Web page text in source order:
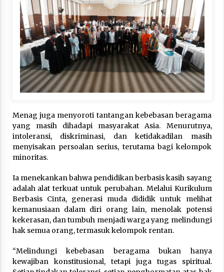
Menag juga menyoroti tantangan kebebasan beragama
yang masih dihadapi masyarakat Asia. Menurutnya,
intoleransi, diskriminasi, dan ketidakadilan masih
menyisakan persoalan serius, terutama bagi kelompok
minoritas.
Ia menekankan bahwa pendidikan berbasis kasih sayang
adalah alat terkuat untuk perubahan. Melalui Kurikulum
Berbasis Cinta, generasi muda dididik untuk melihat
kemanusiaan dalam diri orang lain, menolak potensi
kekerasan, dan tumbuh menjadi warga yang melindungi
hak semua orang, termasuk kelompok rentan.
“Melindungi kebebasan beragama bukan hanya
kewajiban konstitusional, tetapi juga tugas spiritual.